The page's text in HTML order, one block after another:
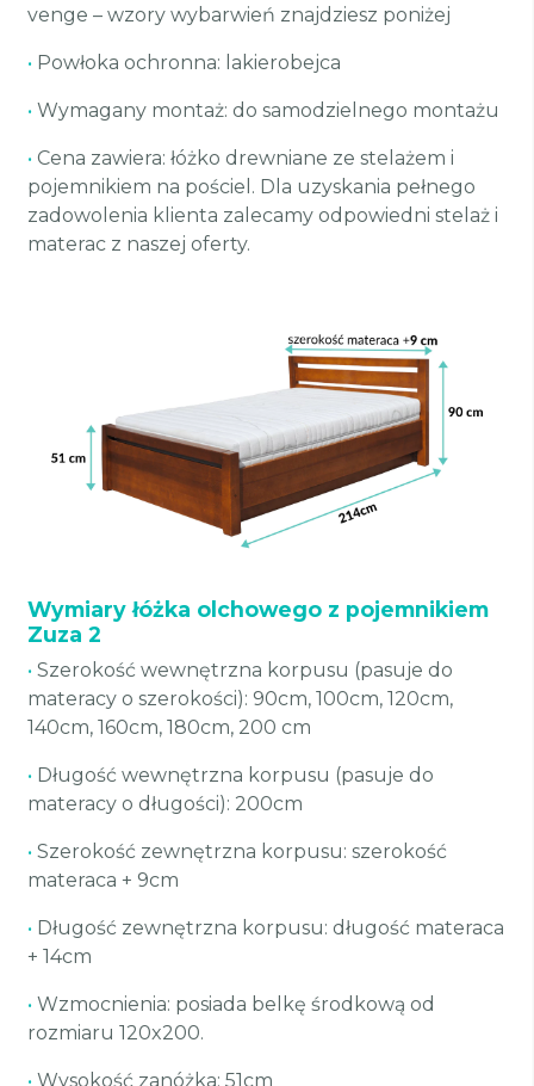
venge – wzory wybarwień znajdziesz poniżej
• Powłoka ochronna: lakierobejca
• Wymagany montaż: do samodzielnego montażu
• Cena zawiera: łóżko drewniane ze stelażem i
pojemnikiem na pościel. Dla uzyskania pełnego
zadowolenia klienta zalecamy odpowiedni stelaż i
materac z naszej oferty.
Wymiary łóżka olchowego z pojemnikiem
Zuza 2
• Szerokość wewnętrzna korpusu (pasuje do
materacy o szerokości): 90cm, 100cm, 120cm,
140cm, 160cm, 180cm, 200 cm
• Długość wewnętrzna korpusu (pasuje do
materacy o długości): 200cm
• Szerokość zewnętrzna korpusu: szerokość
materaca + 9cm
• Długość zewnętrzna korpusu: długość materaca
+ 14cm
• Wzmocnienia: posiada belkę środkową od
rozmiaru 120x200.
• Wysokość zanóżka: 51cm